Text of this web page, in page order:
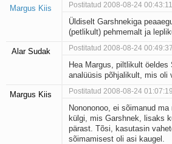
Margus Kiis Postitatud 2008-08-24
Üldiselt Garshnekiga
(petlikult) pehmemalt ja
Alar Sudak Postitatud 2008-08-24
Hea Margus, piltlikult
analüüsis põhjalikult, mis oli
Margus Kiis Postitatud 2008-08-24
Nonononoo, ei sõimanud
külgi, mis Garshnek, lisaks
pärast. Tõsi, kasutasin
sõimamisest oli asi kaugel.